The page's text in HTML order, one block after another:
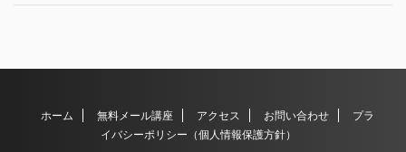
ホーム 無料メール講座 アクセス お問い合わせ
プラ
イバシーポリシー（個人情報保護方針）